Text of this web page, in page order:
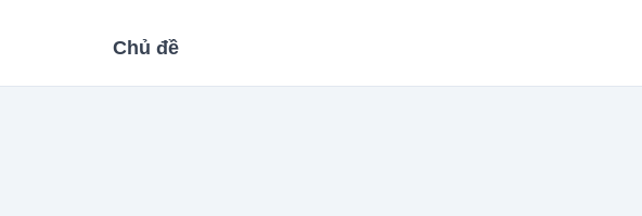
Chủ đề